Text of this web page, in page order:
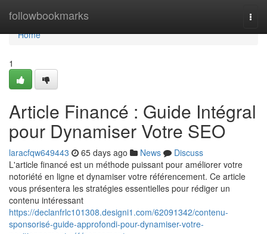
followbookmarks
Home
Home
1
Article Financé : Guide Intégral
pour Dynamiser Votre SEO
laracfqw649443 65 days ago News
Discuss
L'article financé est un méthode puissant pour améliorer votre
notoriété en ligne et dynamiser votre référencement. Ce article
vous présentera les stratégies essentielles pour rédiger un
contenu intéressant
https://declanfrlc101308.designi1.com/62091342/contenu-
sponsorisé-guide-approfondi-pour-dynamiser-votre-